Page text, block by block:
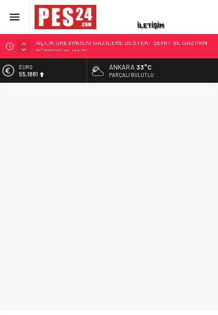
İLETİŞİM
OYAK ÇİMENTO İLK 6 AYDA MİLYARLARCA LİRA KAR ELDE
TARİHTE BİR İLK, UZAYDAN PAŞALIĞA: ALPER GEZERAVCI
TUĞGENERALLİĞE TERFİ ETTİ
ALTIN
6.660,55
ANKARA 33°C
PARÇALI BULUTLU